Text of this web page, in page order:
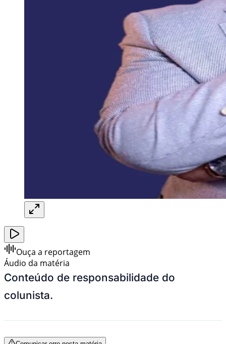
Ouça a reportagem
Áudio da matéria
Conteúdo de responsabilidade do
colunista.